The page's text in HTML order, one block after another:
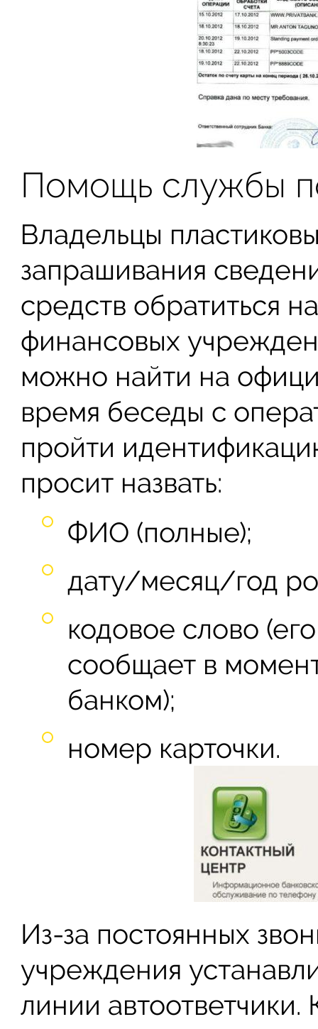
Помощь службы
Владельцы
запрашивания
средств обратиться
финансовых
можно найти на
время беседы с
пройти
просит назвать:
ФИО (полные);
дату/месяц/год
кодовое слово
сообщает в
банком);
номер карточки.
Из-за постоянных
учреждения
линии